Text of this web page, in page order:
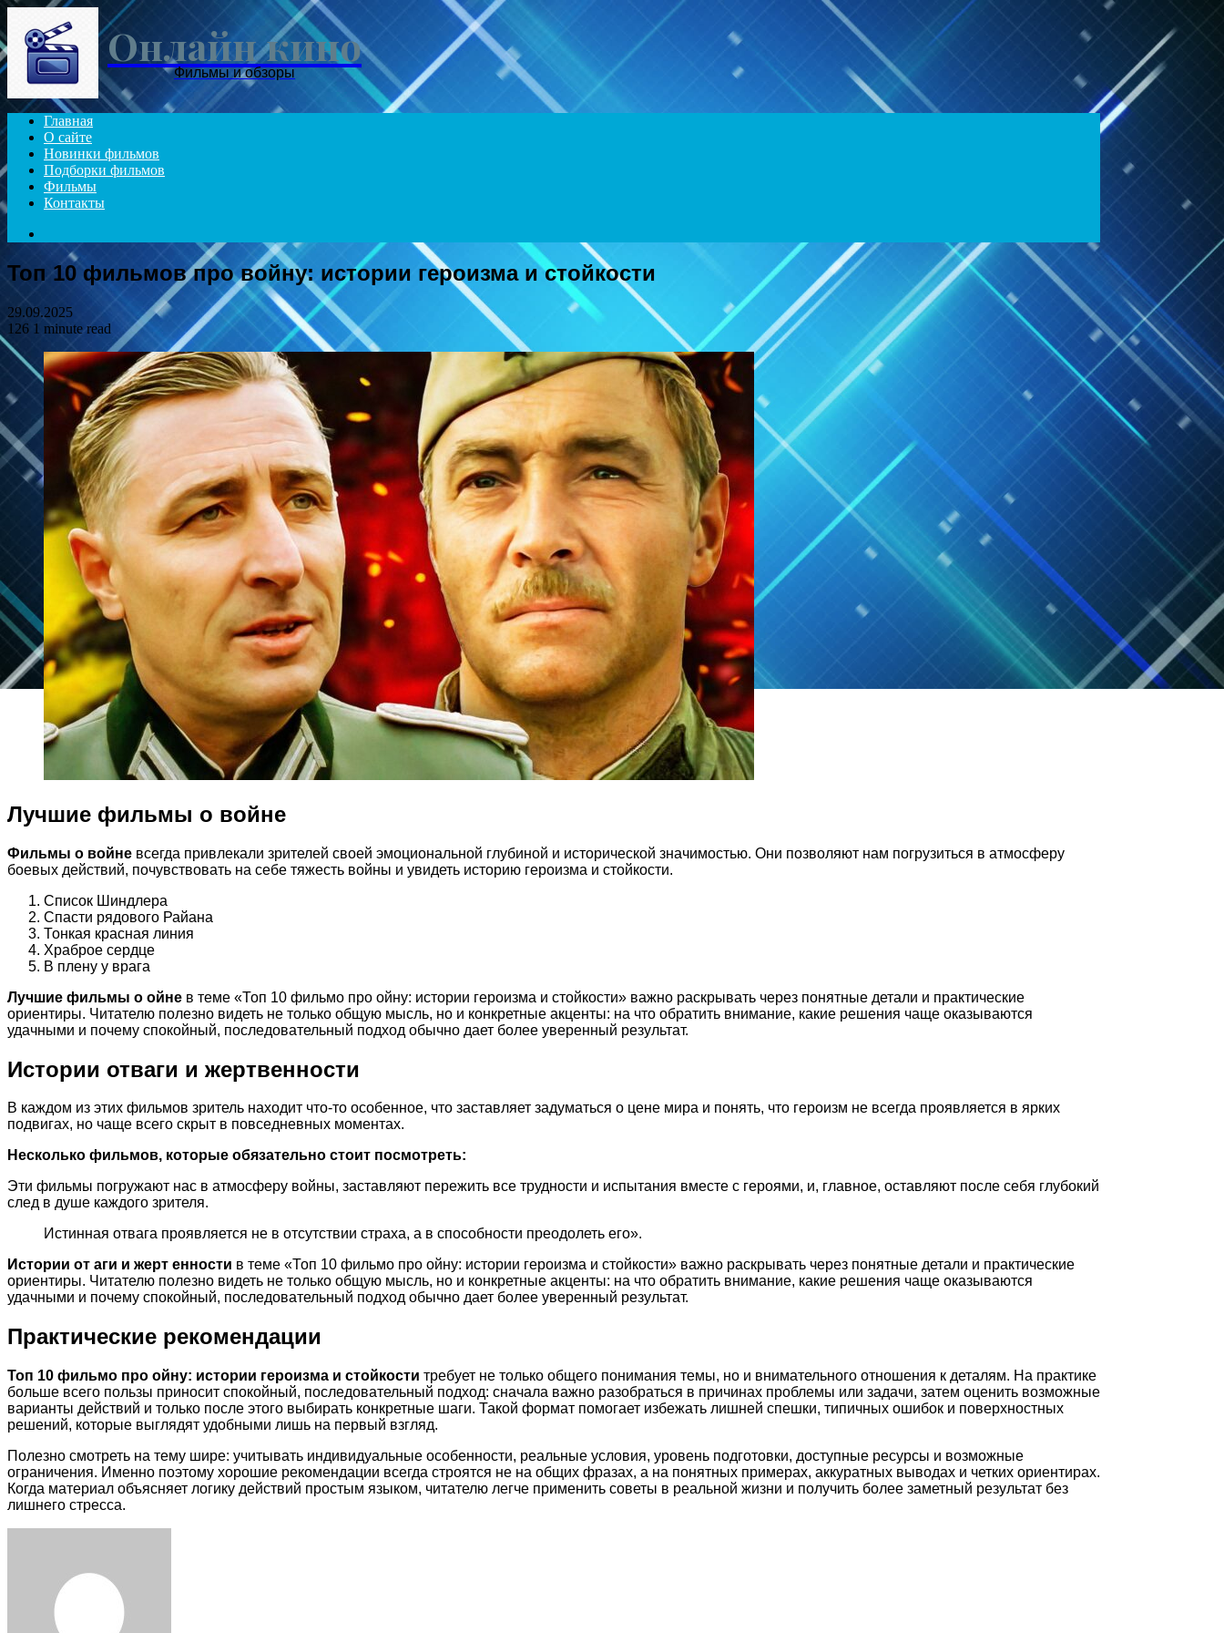
Онлайн кино
Фильмы и обзоры
Главная
О сайте
Новинки фильмов
Подборки фильмов
Фильмы
Контакты
Топ 10 фильмов про войну: истории героизма и стойкости
29.09.2025
126 1 minute read
Лучшие фильмы о войне
Фильмы о войне всегда привлекали зрителей своей эмоциональной глубиной и исторической значимостью. Они позволяют нам погрузиться в атмосферу
боевых действий, почувствовать на себе тяжесть войны и увидеть историю героизма и стойкости.
Список Шиндлера
Спасти рядового Райана
Тонкая красная линия
Храброе сердце
В плену у врага
Лучшие фильмы о ойне в теме «Топ 10 фильмо про ойну: истории героизма и стойкости» важно раскрывать через понятные детали и практические
ориентиры. Читателю полезно видеть не только общую мысль, но и конкретные акценты: на что обратить внимание, какие решения чаще оказываются
удачными и почему спокойный, последовательный подход обычно дает более уверенный результат.
Истории отваги и жертвенности
В каждом из этих фильмов зритель находит что-то особенное, что заставляет задуматься о цене мира и понять, что героизм не всегда проявляется в ярких
подвигах, но чаще всего скрыт в повседневных моментах.
Несколько фильмов, которые обязательно стоит посмотреть:
Эти фильмы погружают нас в атмосферу войны, заставляют пережить все трудности и испытания вместе с героями, и, главное, оставляют после себя глубокий
след в душе каждого зрителя.
Истинная отвага проявляется не в отсутствии страха, а в способности преодолеть его».
Истории от аги и жерт енности в теме «Топ 10 фильмо про ойну: истории героизма и стойкости» важно раскрывать через понятные детали и практические
ориентиры. Читателю полезно видеть не только общую мысль, но и конкретные акценты: на что обратить внимание, какие решения чаще оказываются
удачными и почему спокойный, последовательный подход обычно дает более уверенный результат.
Практические рекомендации
Топ 10 фильмо про ойну: истории героизма и стойкости требует не только общего понимания темы, но и внимательного отношения к деталям. На практике
больше всего пользы приносит спокойный, последовательный подход: сначала важно разобраться в причинах проблемы или задачи, затем оценить возможные
варианты действий и только после этого выбирать конкретные шаги. Такой формат помогает избежать лишней спешки, типичных ошибок и поверхностных
решений, которые выглядят удобными лишь на первый взгляд.
Полезно смотреть на тему шире: учитывать индивидуальные особенности, реальные условия, уровень подготовки, доступные ресурсы и возможные
ограничения. Именно поэтому хорошие рекомендации всегда строятся не на общих фразах, а на понятных примерах, аккуратных выводах и четких ориентирах.
Когда материал объясняет логику действий простым языком, читателю легче применить советы в реальной жизни и получить более заметный результат без
лишнего стресса.